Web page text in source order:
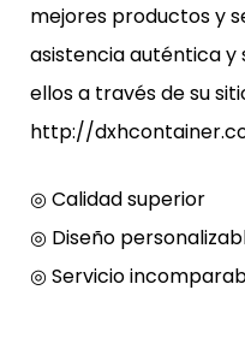
mejores productos y
asistencia auténtica y
ellos a través de su
http://
◎ Calidad superior
◎ Diseño
◎ Servicio